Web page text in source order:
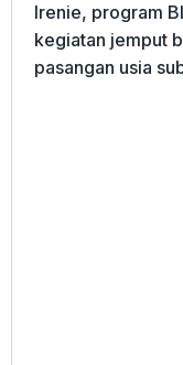
Irenie, program
kegiatan jemput
pasangan usia